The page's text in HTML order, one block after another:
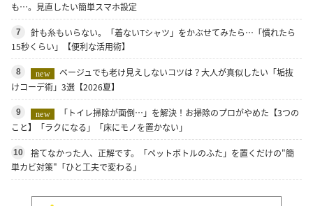
も…。見直したい簡単スマホ設定
7
針も糸もいらない。「着ないTシャツ」をかぶせてみたら…「慣れたら
15秒くらい」【便利な活用術】
8 new
ベージュでも老け見えしないコツは？大人が真似したい「垢抜
けコーデ術」3選【2026夏】
9 new
「トイレ掃除が面倒…」を解決！お掃除のプロがやめた【3つの
こと】「ラクになる」「床にモノを置かない」
10
捨てなかった人、正解です。「ペットボトルのふた」を置くだけの"簡
単カビ対策"「ひと工夫で変わる」